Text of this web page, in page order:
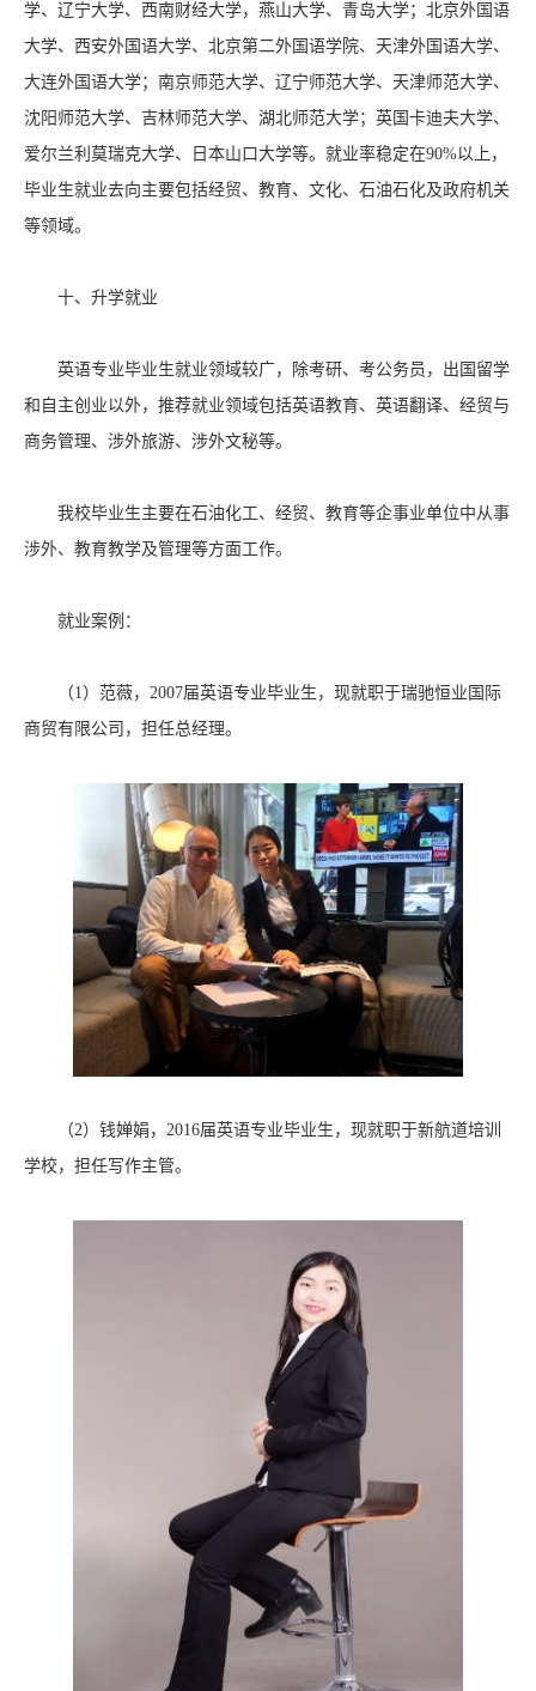
学、辽宁大学、西南财经大学，燕山大学、青岛大学；北京外国语
大学、西安外国语大学、北京第二外国语学院、天津外国语大学、
大连外国语大学；南京师范大学、辽宁师范大学、天津师范大学、
沈阳师范大学、吉林师范大学、湖北师范大学；英国卡迪夫大学、
爱尔兰利莫瑞克大学、日本山口大学等。就业率稳定在90%以上，
毕业生就业去向主要包括经贸、教育、文化、石油石化及政府机关
等领域。
十、升学就业
英语专业毕业生就业领域较广，除考研、考公务员，出国留学
和自主创业以外，推荐就业领域包括英语教育、英语翻译、经贸与
商务管理、涉外旅游、涉外文秘等。
我校毕业生主要在石油化工、经贸、教育等企事业单位中从事
涉外、教育教学及管理等方面工作。
就业案例：
（1）范薇，2007届英语专业毕业生，现就职于瑞驰恒业国际
商贸有限公司，担任总经理。
（2）钱婵娟，2016届英语专业毕业生，现就职于新航道培训
学校，担任写作主管。